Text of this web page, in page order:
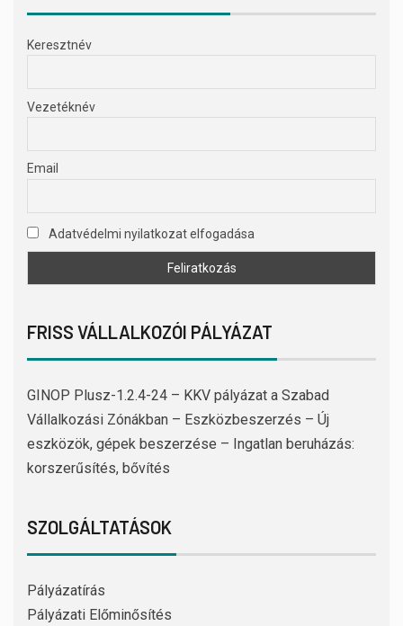
Keresztnév
Vezetéknév
Email
Adatvédelmi nyilatkozat elfogadása
FRISS VÁLLALKOZÓI PÁLYÁZAT
GINOP Plusz-1.2.4-24 – KKV pályázat a Szabad
Vállalkozási Zónákban – Eszközbeszerzés – Új
eszközök, gépek beszerzése – Ingatlan beruházás:
korszerűsítés, bővítés
SZOLGÁLTATÁSOK
Pályázatírás
Pályázati Előminősítés